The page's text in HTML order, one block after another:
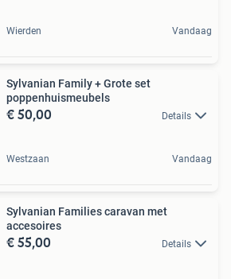
Wierden Vandaag
Sylvanian Family + Grote set
poppenhuismeubels
€ 50,00 Details
Westzaan Vandaag
Sylvanian Families caravan met
accesoires
€ 55,00 Details